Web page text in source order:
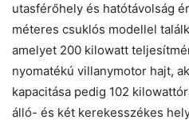
utasférőhely és hatótávolság
méteres csuklós modellel
amelyet 200 kilowatt
nyomatékú villanymotor hajt,
kapacitása pedig 102
álló- és két kerekesszékes